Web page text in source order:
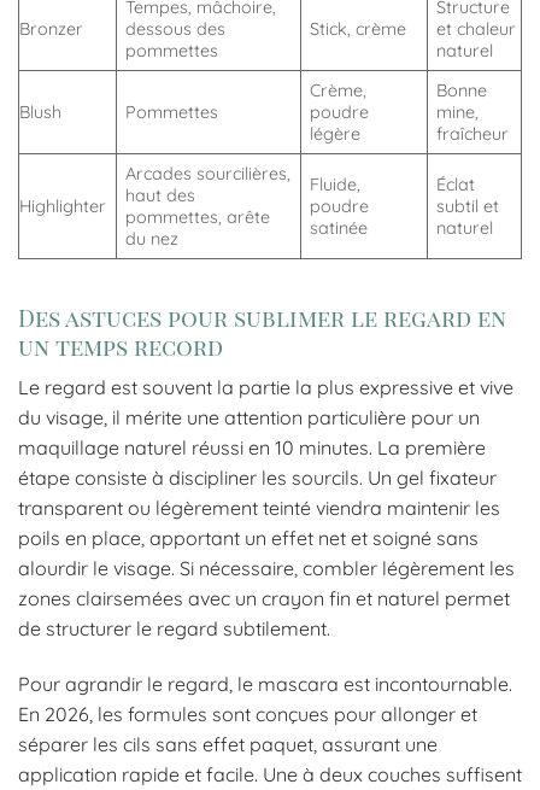
Bronzer
Tempes, mâchoire,
dessous des
pommettes
Stick, crème
Structure
et chaleur
naturel
Blush Pommettes
Crème,
poudre
légère
Bonne
mine,
fraîcheur
Highlighter
Arcades sourcilières,
haut des
pommettes, arête
du nez
Fluide,
poudre
satinée
Éclat
subtil et
naturel
Des astuces pour sublimer le regard en
un temps record
Le regard est souvent la partie la plus expressive et vive
du visage, il mérite une attention particulière pour un
maquillage naturel réussi en 10 minutes. La première
étape consiste à discipliner les sourcils. Un gel fixateur
transparent ou légèrement teinté viendra maintenir les
poils en place, apportant un effet net et soigné sans
alourdir le visage. Si nécessaire, combler légèrement les
zones clairsemées avec un crayon fin et naturel permet
de structurer le regard subtilement.
Pour agrandir le regard, le mascara est incontournable.
En 2026, les formules sont conçues pour allonger et
séparer les cils sans effet paquet, assurant une
application rapide et facile. Une à deux couches suffisent